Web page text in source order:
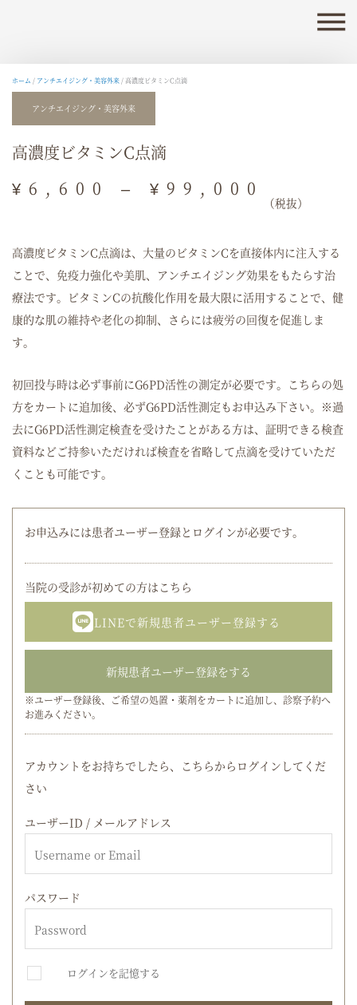
ホーム / アンチエイジング・美容外来 / 高濃度ビタミンC点滴
アンチエイジング・美容外来
高濃度ビタミンC点滴
¥ 6,600 – ¥ 99,000
格
–
（税抜）
高濃度ビタミンC点滴は、大量のビタミンCを直接体内に注入する
ことで、免疫力強化や美肌、アンチエイジング効果をもたらす治
療法です。ビタミンCの抗酸化作用を最大限に活用することで、健
康的な肌の維持や老化の抑制、さらには疲労の回復を促進しま
す。
初回投与時は必ず事前にG6PD活性の測定が必要です。こちらの処
方をカートに追加後、必ずG6PD活性測定もお申込み下さい。※過
去にG6PD活性測定検査を受けたことがある方は、証明できる検査
資料などご持参いただければ検査を省略して点滴を受けていただ
くことも可能です。
お申込みには患者ユーザー登録とログインが必要です。
当院の受診が初めての方はこちら
LINEで新規患者ユーザー登録する
新規患者ユーザー登録をする
※ユーザー登録後、ご希望の処置・薬剤をカートに追加し、診察予約へ
お進みください。
アカウントをお持ちでしたら、こちらからログインしてくだ
さい
ユーザーID / メールアドレス
パスワード
ログインを記憶する